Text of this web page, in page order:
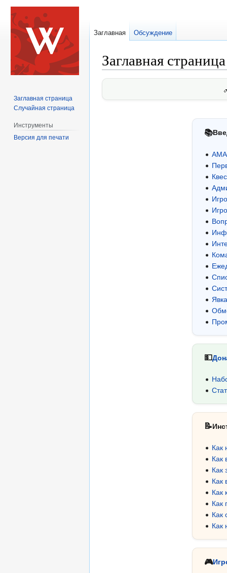
Заглавная страница
Перейти
Перейти
📚
💵
📝
Как
Как
Как
Как
Как
Как
Как
Как
🎮
Заглавная Обсуждение
Заглавная страница
Случайная страница
Инструменты
Версия для печати